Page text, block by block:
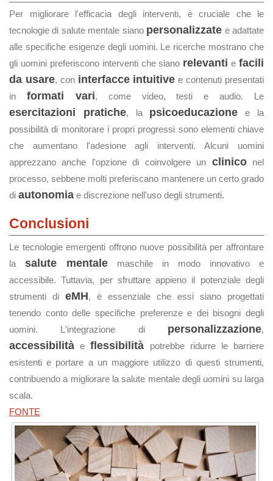
Per migliorare l'efficacia degli interventi, è cruciale che le
tecnologie di salute mentale siano personalizzate e adattate
alle specifiche esigenze degli uomini. Le ricerche mostrano che
gli uomini preferiscono interventi che siano relevanti e facili
da usare, con interfacce intuitive e contenuti presentati
in formati vari, come video, testi e audio. Le
esercitazioni pratiche, la psicoeducazione e la
possibilità di monitorare i propri progressi sono elementi chiave
che aumentano l'adesione agli interventi. Alcuni uomini
apprezzano anche l'opzione di coinvolgere un cliniconel
processo, sebbene molti preferiscano mantenere un certo grado
di autonomia e discrezione nell'uso degli strumenti.
Conclusioni
Le tecnologie emergenti offrono nuove possibilità per affrontare
la salute mentale maschile in modo innovativo e
accessibile. Tuttavia, per sfruttare appieno il potenziale degli
strumenti di eMH, è essenziale che essi siano progettati
tenendo conto delle specifiche preferenze e dei bisogni degli
uomini. L'integrazione di personalizzazione,
accessibilità eflessibilità potrebbe ridurre le barriere
esistenti e portare a un maggiore utilizzo di questi strumenti,
contribuendo a migliorare la salute mentale degli uomini su larga
scala.
FONTE